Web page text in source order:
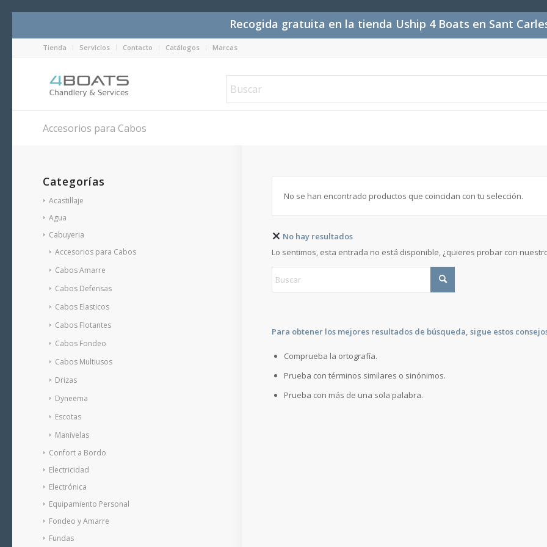
Recogida gratuita en la tienda Uship 4 Boats en Sant
Tienda Servicios Contacto Catálogos Marcas
Accesorios para Cabos
No se han encontrado productos que coincidan con tu selección.
No hay resultados
Lo sentimos, esta entrada no está disponible, ¿quieres probar con
Para obtener los mejores resultados de búsqueda, sigue estos
Comprueba la ortografía.
Prueba con términos similares o sinónimos.
Prueba con más de una sola palabra.
Categorías
Acastillaje
Agua
Cabuyeria
Accesorios para Cabos
Cabos Amarre
Cabos Defensas
Cabos Elasticos
Cabos Flotantes
Cabos Fondeo
Cabos Multiusos
Drizas
Dyneema
Escotas
Manivelas
Confort a Bordo
Electricidad
Electrónica
Equipamiento Personal
Fondeo y Amarre
Fundas